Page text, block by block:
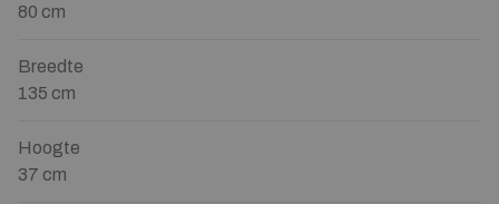
80 cm
Breedte
135 cm
Hoogte
37 cm